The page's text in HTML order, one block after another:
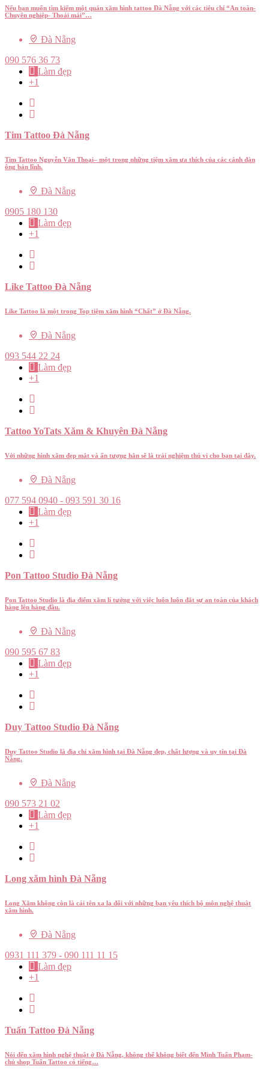
Nếu bạn muốn tìm kiếm một quán xăm hình tattoo Đà Nẵng với các tiêu chí “An toàn-
Chuyên nghiệp- Thoải mái”…
Đà Nẵng
090 576 36 73
Làm đẹp
+1
Tim Tattoo Đà Nẵng
Tim Tattoo Nguyễn Văn Thoại– một trong những tiệm xăm ưa thích của các cánh đàn
ông bản lĩnh.
Đà Nẵng
0905 180 130
Làm đẹp
+1
Like Tattoo Đà Nẵng
Like Tattoo là một trong Top tiệm xăm hình “Chất” ở Đà Nẵng.
Đà Nẵng
093 544 22 24
Làm đẹp
+1
Tattoo YoTats Xăm & Khuyên Đà Nẵng
Với những hình xăm đẹp mắt và ấn tượng hẳn sẽ là trải nghiệm thú vị cho bạn tại đây.
Đà Nẵng
077 594 0940 - 093 591 30 16
Làm đẹp
+1
Pon Tattoo Studio Đà Nẵng
Pon Tattoo Studio là địa điểm xăm lí tưởng với việc luôn luôn đặt sự an toàn của khách
hàng lên hàng đầu.
Đà Nẵng
090 595 67 83
Làm đẹp
+1
Duy Tattoo Studio Đà Nẵng
Duy Tattoo Studio là địa chỉ xăm hình tại Đà Nẵng đẹp, chất lượng và uy tín tại Đà
Nẵng.
Đà Nẵng
090 573 21 02
Làm đẹp
+1
Long xăm hình Đà Nẵng
Long Xăm không còn là cái tên xa lạ đối với những bạn yêu thích bộ môn nghệ thuật
xăm hình.
Đà Nẵng
0931 111 379 - 090 111 11 15
Làm đẹp
+1
Tuấn Tattoo Đà Nẵng
Nói đến xăm hình nghệ thuật ở Đà Nẵng, không thể không biết đến Minh Tuấn Phạm-
chủ shop Tuấn Tattoo có tiếng…